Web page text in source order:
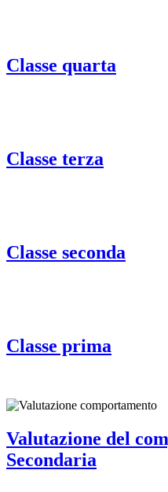
Classe quarta
Classe terza
Classe seconda
Classe prima
Valutazione del
Secondaria